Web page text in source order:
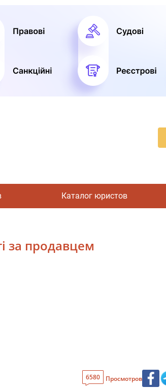
Каталог юристов
за продавцем
6580 Просмотров